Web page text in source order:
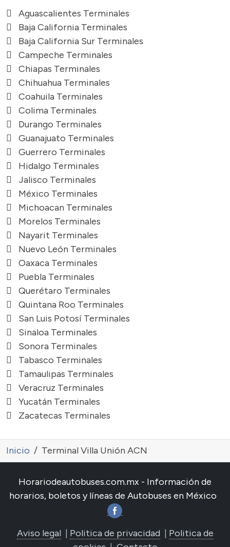
Aguascalientes Terminales
Baja California Terminales
Baja California Sur Terminales
Campeche Terminales
Chiapas Terminales
Chihuahua Terminales
Coahuila Terminales
Colima Terminales
Durango Terminales
Guanajuato Terminales
Guerrero Terminales
Hidalgo Terminales
Jalisco Terminales
México Terminales
Michoacan Terminales
Morelos Terminales
Nayarit Terminales
Nuevo León Terminales
Oaxaca Terminales
Puebla Terminales
Querétaro Terminales
Quintana Roo Terminales
San Luis Potosí Terminales
Sinaloa Terminales
Sonora Terminales
Tabasco Terminales
Tamaulipas Terminales
Veracruz Terminales
Yucatán Terminales
Zacatecas Terminales
Inicio Terminal Villa Unión ACN
Horariodeautobuses.com.mx - Información de
horarios, boletos y líneas de Autobuses en México
Aviso legal| Politica de privacidad | Politica de